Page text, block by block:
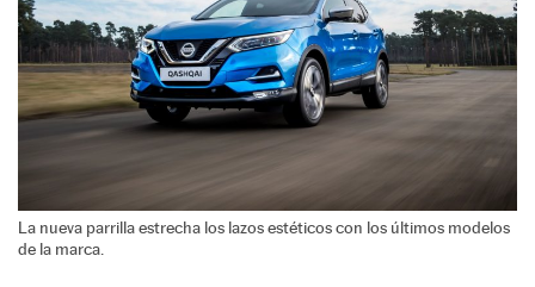
La nueva parrilla estrecha los lazos estéticos con los últimos modelos
de la marca.